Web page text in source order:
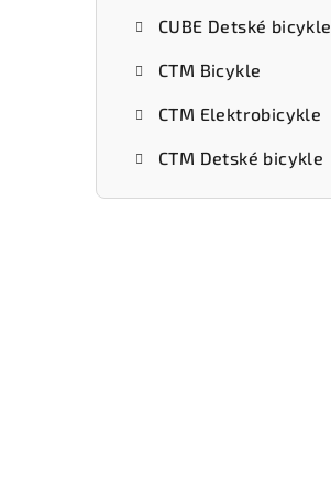
CUBE Detské bicykle
CTM Bicykle
CTM Elektrobicykle
CTM Detské bicykle